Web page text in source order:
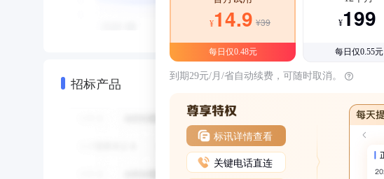
招标产品
¥14.9 ¥39
每日仅0.48元
¥199
每日仅0.55元
到期29元/月/省自动续费，可随时取消。
标讯详情查看
关键电话直连